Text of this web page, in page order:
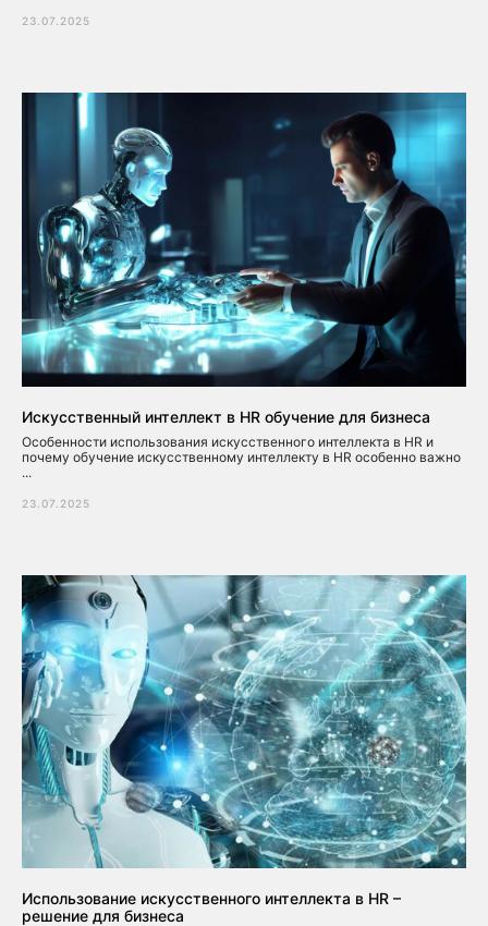
23.07.2025
Искусственный интеллект в HR обучение для бизнеса
Особенности использования искусственного интеллекта в HR и
почему обучение искусственному интеллекту в HR особенно важно
...
23.07.2025
Использование искусственного интеллекта в HR –
решение для бизнеса